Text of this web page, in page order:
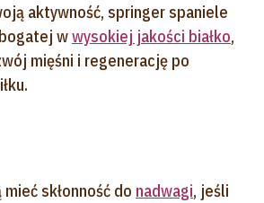
aktywność, springer spaniele
wwysokiej jakości białko,
mięśni i regenerację po
skłonność do nadwagi, jeśli